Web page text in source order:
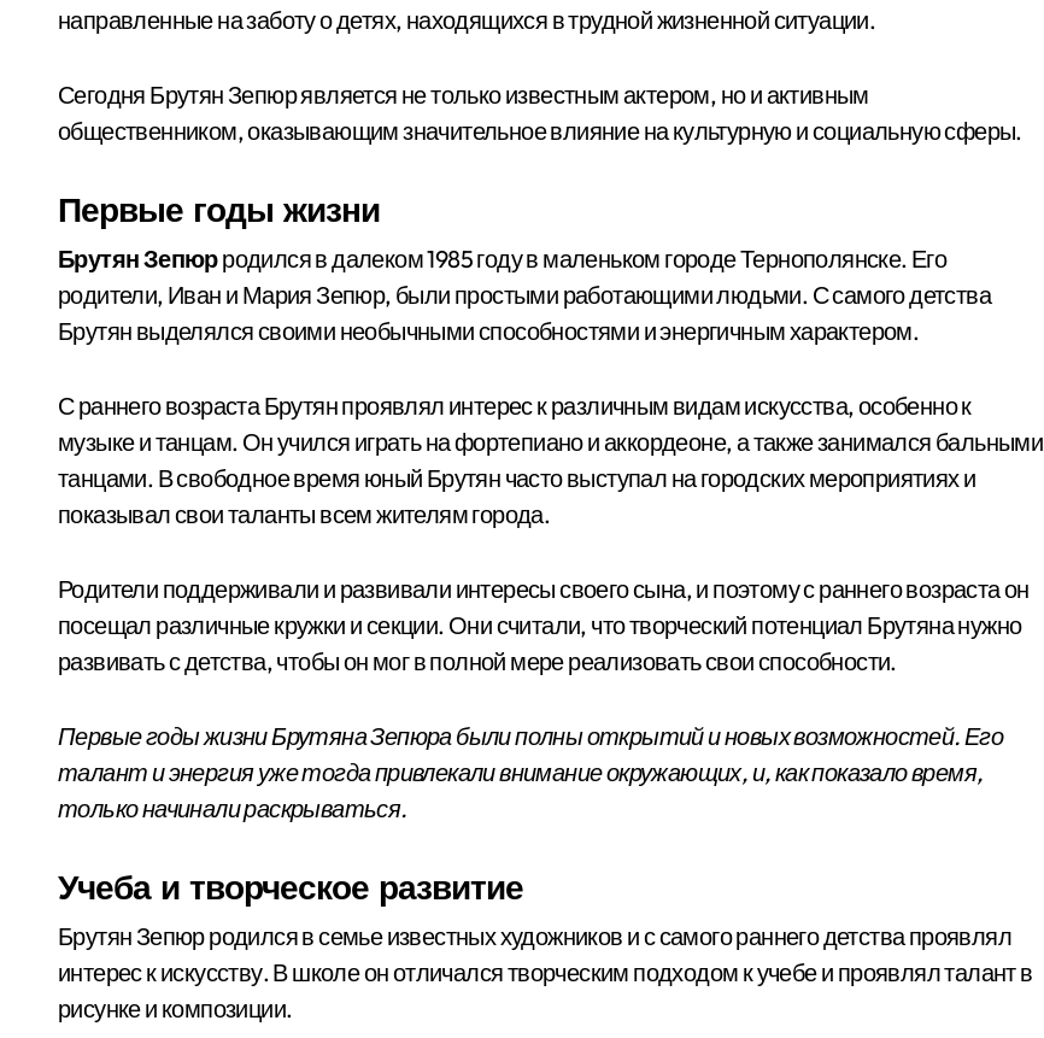
направленные на заботу о детях, находящихся в трудной жизненной ситуации.
Сегодня Брутян Зепюр является не только известным актером, но и активным
общественником, оказывающим значительное влияние на культурную и социальную сферы.
Первые годы жизни
Брутян Зепюрродился в далеком 1985 году в маленьком городе Тернополянске. Его
родители, Иван и Мария Зепюр, были простыми работающими людьми. С самого детства
Брутян выделялся своими необычными способностями и энергичным характером.
С раннего возраста Брутян проявлял интерес к различным видам искусства, особенно к
музыке и танцам. Он учился играть на фортепиано и аккордеоне, а также занимался бальными
танцами. В свободное время юный Брутян часто выступал на городских мероприятиях и
показывал свои таланты всем жителям города.
Родители поддерживали и развивали интересы своего сына, и поэтому с раннего возраста он
посещал различные кружки и секции. Они считали, что творческий потенциал Брутяна нужно
развивать с детства, чтобы он мог в полной мере реализовать свои способности.
Первые годы жизни Брутяна Зепюра были полны открытий и новых возможностей. Его
талант и энергия уже тогда привлекали внимание окружающих, и, как показало время,
только начинали раскрываться.
Учеба и творческое развитие
Брутян Зепюр родился в семье известных художников и с самого раннего детства проявлял
интерес к искусству. В школе он отличался творческим подходом к учебе и проявлял талант в
рисунке и композиции.